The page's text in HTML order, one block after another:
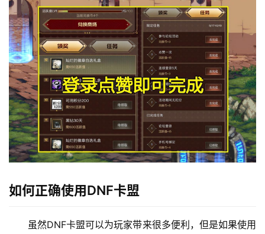
如何正确使用DNF卡盟
虽然DNF卡盟可以为玩家带来很多便利，但是如果使用